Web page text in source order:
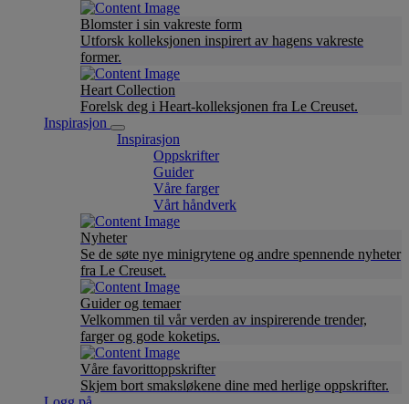
Blomster i sin vakreste form
Utforsk kolleksjonen inspirert av hagens vakreste
former.
Heart Collection
Forelsk deg i Heart-kolleksjonen fra Le Creuset.
Inspirasjon
Inspirasjon
Oppskrifter
Guider
Våre farger
Vårt håndverk
Nyheter
Se de søte nye minigrytene og andre spennende nyheter
fra Le Creuset.
Guider og temaer
Velkommen til vår verden av inspirerende trender,
farger og gode koketips.
Våre favorittoppskrifter
Skjem bort smaksløkene dine med herlige oppskrifter.